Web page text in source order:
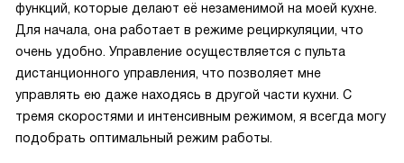
функций, которые делают её незаменимой на моей кухне.
Для начала, она работает в режиме рециркуляции, что
очень удобно. Управление осуществляется с пульта
дистанционного управления, что позволяет мне
управлять ею даже находясь в другой части кухни. С
тремя скоростями и интенсивным режимом, я всегда могу
подобрать оптимальный режим работы.